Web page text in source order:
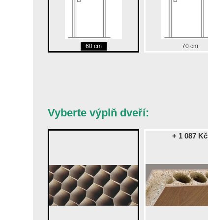
60 cm 70 cm
Vyberte výplň dveří:
+ 1 087 Kč